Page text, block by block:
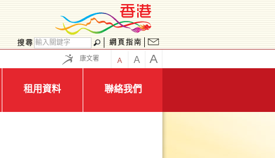
康文署 A A A
租用資料 聯絡我們